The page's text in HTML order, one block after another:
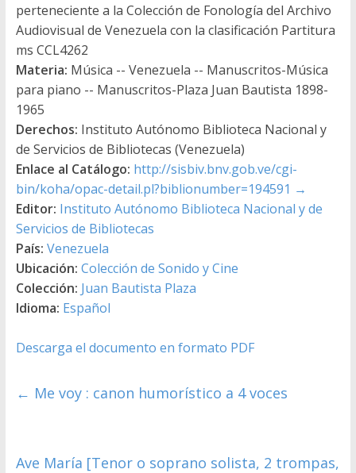
perteneciente a la Colección de Fonología del Archivo
Audiovisual de Venezuela con la clasificación Partitura
ms CCL4262
Materia: Música -- Venezuela -- Manuscritos-Música
para piano -- Manuscritos-Plaza Juan Bautista 1898-
1965
Derechos: Instituto Autónomo Biblioteca Nacional y
de Servicios de Bibliotecas (Venezuela)
Enlace al Catálogo: http://sisbiv.bnv.gob.ve/cgi-
bin/koha/opac-detail.pl?biblionumber=194591 →
Editor: Instituto Autónomo Biblioteca Nacional y de
Servicios de Bibliotecas
País: Venezuela
Ubicación: Colección de Sonido y Cine
Colección: Juan Bautista Plaza
Idioma: Español
Descarga el documento en formato PDF
← Me voy : canon humorístico a 4 voces
Ave María [Tenor o soprano solista, 2 trompas,